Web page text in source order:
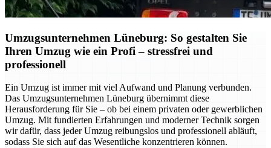
Umzugsunternehmen Lüneburg: So gestalten Sie
Ihren Umzug wie ein Profi – stressfrei und
professionell
Ein Umzug ist immer mit viel Aufwand und Planung verbunden.
Das Umzugsunternehmen Lüneburg übernimmt diese
Herausforderung für Sie – ob bei einem privaten oder gewerblichen
Umzug. Mit fundierten Erfahrungen und moderner Technik sorgen
wir dafür, dass jeder Umzug reibungslos und professionell abläuft,
sodass Sie sich auf das Wesentliche konzentrieren können.